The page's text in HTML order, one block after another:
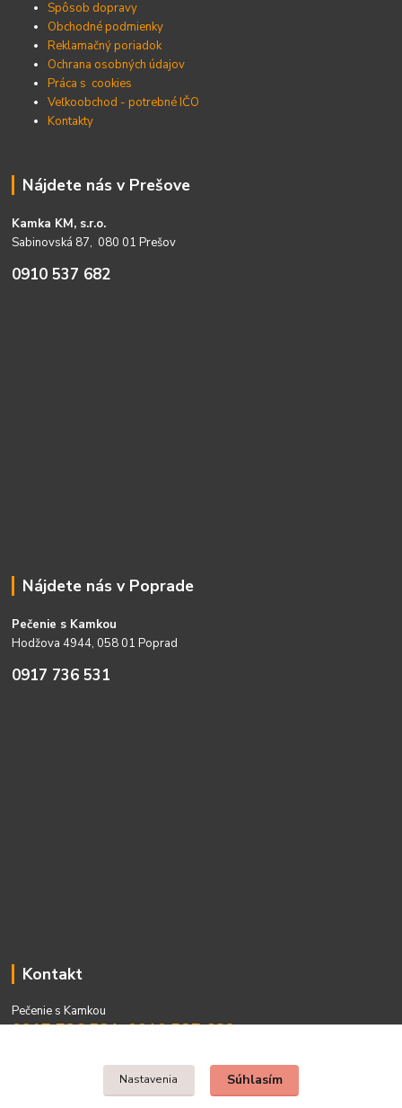
Spôsob dopravy
Obchodné podmienky
Reklamačný poriadok
Ochrana osobných údajov
Práca s cookies
Veľkoobchod - potrebné IČO
Kontakty
Nájdete nás v Prešove
Kamka KM, s.r.o.
Sabinovská 87, 080 01 Prešov
0910 537 682
Nájdete nás v Poprade
Pečenie s Kamkou
Hodžova 4944, 058 01 Poprad
0917 736 531
Kontakt
Pečenie s Kamkou
0917 736 531, 0910 537 682
Nastavenia Súhlasím